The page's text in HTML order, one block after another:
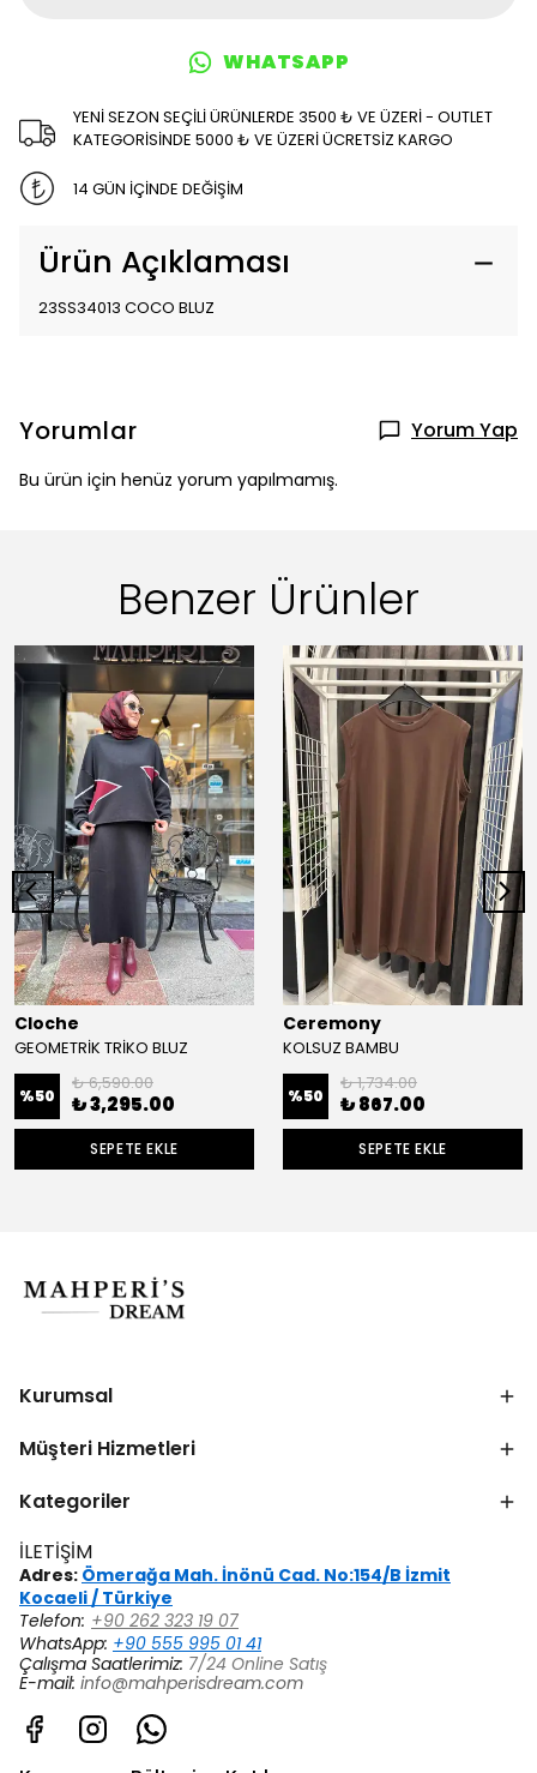
WHATSAPP
YENİ SEZON SEÇİLİ ÜRÜNLERDE 3500 ₺ VE ÜZERİ - OUTLET
KATEGORİSİNDE 5000 ₺ VE ÜZERİ ÜCRETSİZ KARGO
14 GÜN İÇİNDE DEĞİŞİM
Ürün Açıklaması
23SS34013 COCO BLUZ
Yorumlar Yorum Yap
Bu ürün için henüz yorum yapılmamış.
Benzer Ürünler
Cloche
GEOMETRİK TRİKO BLUZ
%50
₺ 6,590.00
₺ 3,295.00
SEPETE EKLE
Ceremony
KOLSUZ BAMBU
%50
₺ 1,734.00
₺ 867.00
SEPETE EKLE
Kurumsal
Müşteri Hizmetleri
Kategoriler
İLETİŞİM
Adres: Ömerağa Mah. İnönü Cad. No:154/B İzmit
Kocaeli / Türkiye
Telefon: +90 262 323 19 07
WhatsApp: +90 555 995 01 41
Çalışma Saatlerimiz: 7/24 Online Satış
E-mail: info@mahperisdream.com